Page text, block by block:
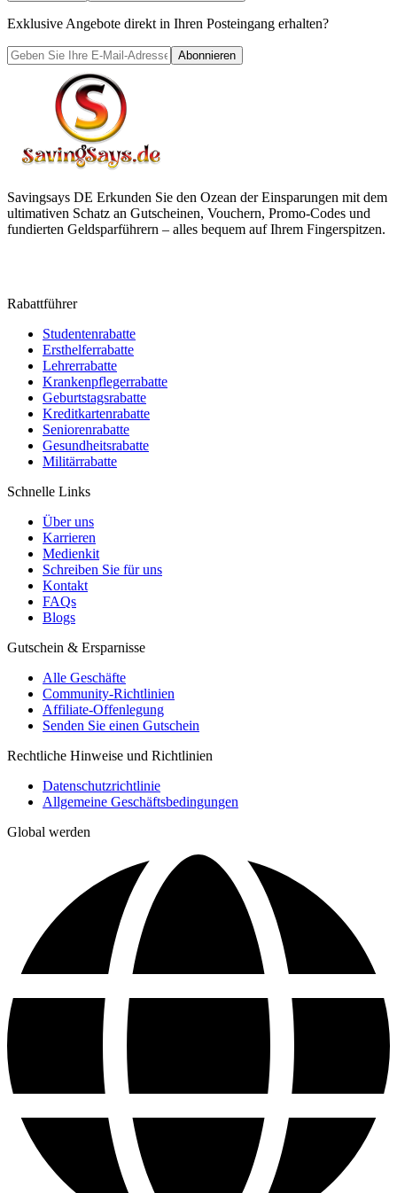
Exklusive Angebote direkt in Ihren Posteingang erhalten?
Abonnieren
Savingsays DE Erkunden Sie den Ozean der Einsparungen mit dem
ultimativen Schatz an Gutscheinen, Vouchern, Promo-Codes und
fundierten Geldsparführern – alles bequem auf Ihrem Fingerspitzen.
Rabattführer
Studentenrabatte
Ersthelferrabatte
Lehrerrabatte
Krankenpflegerrabatte
Geburtstagsrabatte
Kreditkartenrabatte
Seniorenrabatte
Gesundheitsrabatte
Militärrabatte
Schnelle Links
Über uns
Karrieren
Medienkit
Schreiben Sie für uns
Kontakt
FAQs
Blogs
Gutschein & Ersparnisse
Alle Geschäfte
Community-Richtlinien
Affiliate-Offenlegung
Senden Sie einen Gutschein
Rechtliche Hinweise und Richtlinien
Datenschutzrichtlinie
Allgemeine Geschäftsbedingungen
Global werden